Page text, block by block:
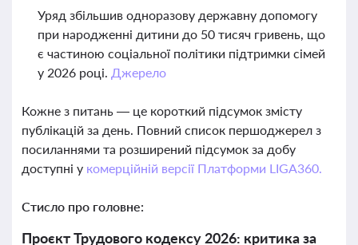
Уряд збільшив одноразову державну допомогу
при народженні дитини до 50 тисяч гривень, що
є частиною соціальної політики підтримки сімей
у 2026 році. Джерело
Кожне з питань — це короткий підсумок змісту
публікацій за день. Повний список першоджерел з
посиланнями та розширений підсумок за добу
доступні у комерційній версії Платформи LIGA360.
Стисло про головне:
Проєкт Трудового кодексу 2026: критика за